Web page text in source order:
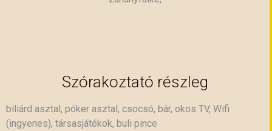
Szórakoztató részleg
biliárd asztal, póker asztal, csocsó, bár, okos TV, Wifi
(ingyenes), társasjátékok, buli pince